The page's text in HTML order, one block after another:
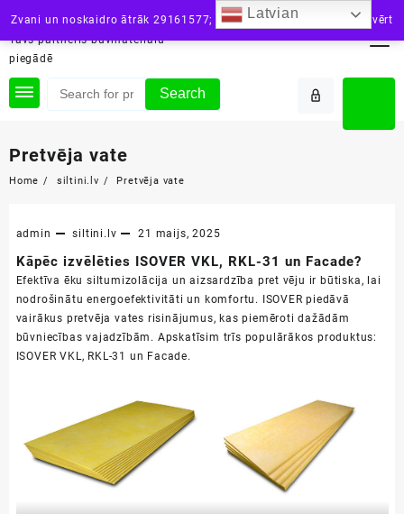
Zvani un noskaidro ātrāk 29161577; vai raksti: info@siltini.lvAizvērt
content
siltini.lv
Tavs partneris būvmateriālu
piegādē
Search
Pretvēja vate
Home siltini.lv Pretvēja vate
admin siltini.lv 21 maijs, 2025
Kāpēc izvēlēties ISOVER VKL, RKL-31 un Facade?
Efektīva ēku siltumizolācija un aizsardzība pret vēju ir būtiska, lai
nodrošinātu energoefektivitāti un komfortu. ISOVER piedāvā
vairākus pretvēja vates risinājumus, kas piemēroti dažādām
būvniecības vajadzībām. Apskatīsim trīs populārākos produktus:
ISOVER VKL, RKL-31 un Facade.
Latvian